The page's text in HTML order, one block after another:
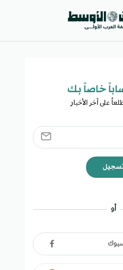
خاصاً بك​
على آخر الأخبار
أو